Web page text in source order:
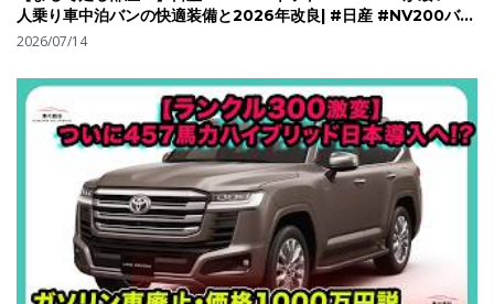
人乗り車中泊バンの快適装備と2026年改良| #日産 #NV200バネ
ットMYROOM #NV200VanetteMYROOM
2026/07/14